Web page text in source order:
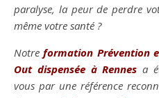
paralyse, la peur de perdre
même votre santé ?
Notreformation Prévention
Out dispensée à Rennes a
vous par une référence